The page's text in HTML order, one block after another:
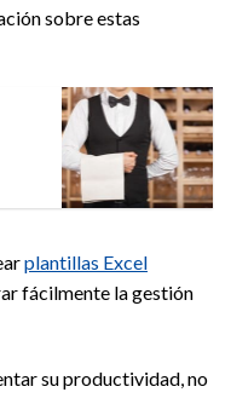
sobre estas
plantillas Excel
fácilmente la gestión
su productividad, no